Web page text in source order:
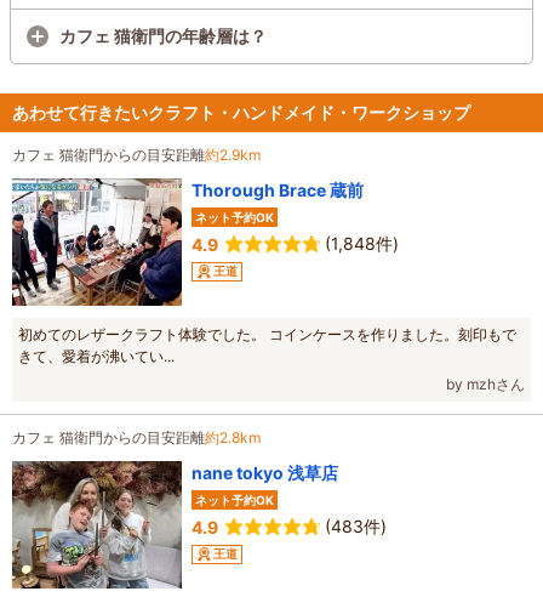
カフェ 猫衛門の年齢層は？
あわせて行きたいクラフト・ハンドメイド・ワークショップ
カフェ 猫衛門からの目安距離約2.9km
Thorough Brace 蔵前
ネット予約OK
4.9 (1,848件)
王道
初めてのレザークラフト体験でした。 コインケースを作りました。刻印もで
きて、愛着が沸いてい...
by mzhさん
カフェ 猫衛門からの目安距離約2.8km
nane tokyo 浅草店
ネット予約OK
4.9 (483件)
王道